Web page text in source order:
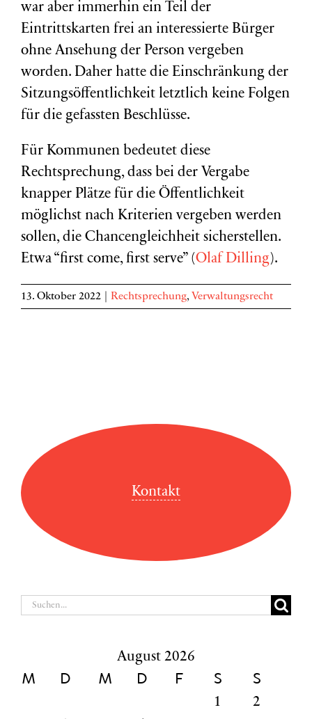
war aber immerhin ein Teil der
Eintrittskarten frei an interessierte Bürger
ohne Ansehung der Person vergeben
worden. Daher hatte die Einschränkung der
Sitzungsöffentlichkeit letztlich keine Folgen
für die gefassten Beschlüsse.
Für Kommunen bedeutet diese
Rechtsprechung, dass bei der Vergabe
knapper Plätze für die Öffentlichkeit
möglichst nach Kriterien vergeben werden
sollen, die Chancengleichheit sicherstellen.
Etwa “first come, first serve” (Olaf Dilling).
13. Oktober 2022 Rechtsprechung, Verwaltungsrecht
Kontakt
Suche
August 2026
M D M D F S S
1
2